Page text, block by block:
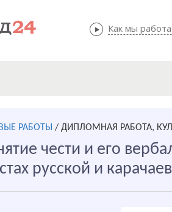
Как мы
Как мы
РАБОТЫ / ДИПЛОМНАЯ РАБОТА,
чести и его
русской и